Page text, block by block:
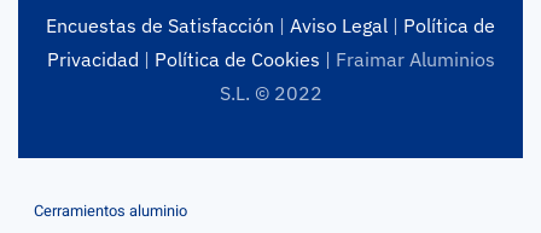
Encuestas de Satisfacción | Aviso Legal | Política de
Privacidad | Política de Cookies | Fraimar Aluminios
S.L. © 2022
Cerramientos aluminio